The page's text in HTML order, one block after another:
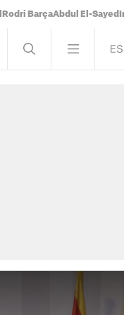
Rodri BarçaAbdul El-Sayed